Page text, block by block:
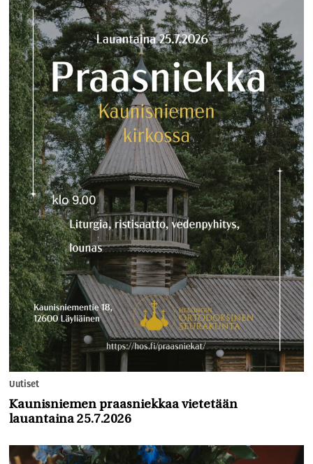
Uutiset
Kaunisniemen praasniekkaa vietetään
lauantaina 25.7.2026